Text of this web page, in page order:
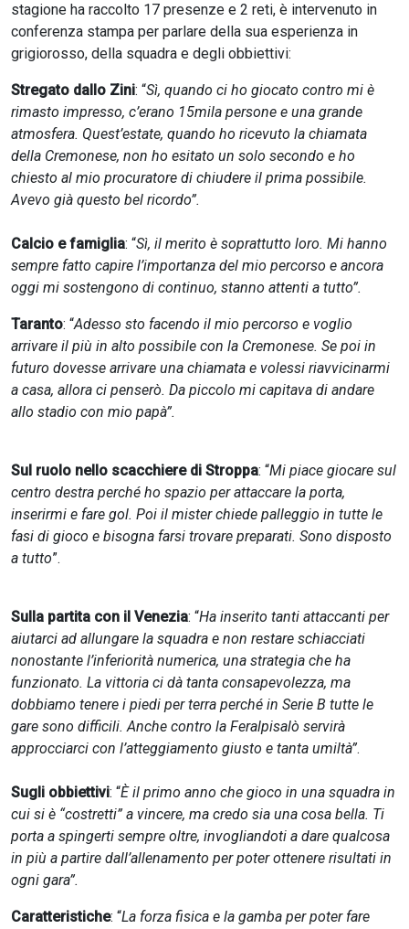
stagione ha raccolto 17 presenze e 2 reti, è intervenuto in
conferenza stampa per parlare della sua esperienza in
grigiorosso, della squadra e degli obbiettivi:
Stregato dallo Zini: “Sì, quando ci ho giocato contro mi è
rimasto impresso, c’erano 15mila persone e una grande
atmosfera. Quest’estate, quando ho ricevuto la chiamata
della Cremonese, non ho esitato un solo secondo e ho
chiesto al mio procuratore di chiudere il prima possibile.
Avevo già questo bel ricordo”.
Calcio e famiglia: “Sì, il merito è soprattutto loro. Mi hanno
sempre fatto capire l’importanza del mio percorso e ancora
oggi mi sostengono di continuo, stanno attenti a tutto”.
Taranto: “Adesso sto facendo il mio percorso e voglio
arrivare il più in alto possibile con la Cremonese. Se poi in
futuro dovesse arrivare una chiamata e volessi riavvicinarmi
a casa, allora ci penserò. Da piccolo mi capitava di andare
allo stadio con mio papà”.
Sul ruolo nello scacchiere di Stroppa: “Mi piace giocare sul
centro destra perché ho spazio per attaccare la porta,
inserirmi e fare gol. Poi il mister chiede palleggio in tutte le
fasi di gioco e bisogna farsi trovare preparati. Sono disposto
a tutto”.
Sulla partita con il Venezia: “Ha inserito tanti attaccanti per
aiutarci ad allungare la squadra e non restare schiacciati
nonostante l’inferiorità numerica, una strategia che ha
funzionato. La vittoria ci dà tanta consapevolezza, ma
dobbiamo tenere i piedi per terra perché in Serie B tutte le
gare sono difficili. Anche contro la Feralpisalò servirà
approcciarci con l’atteggiamento giusto e tanta umiltà”.
Sugli obbiettivi: “È il primo anno che gioco in una squadra in
cui si è “costretti” a vincere, ma credo sia una cosa bella. Ti
porta a spingerti sempre oltre, invogliandoti a dare qualcosa
in più a partire dall’allenamento per poter ottenere risultati in
ogni gara”.
Caratteristiche: “La forza fisica e la gamba per poter fare